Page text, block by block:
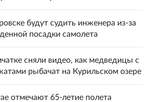
будут судить инженера из-за
посадки самолета
сняли видео, как медведицы с
рыбачат на Курильском озере
отмечают 65-летие полета